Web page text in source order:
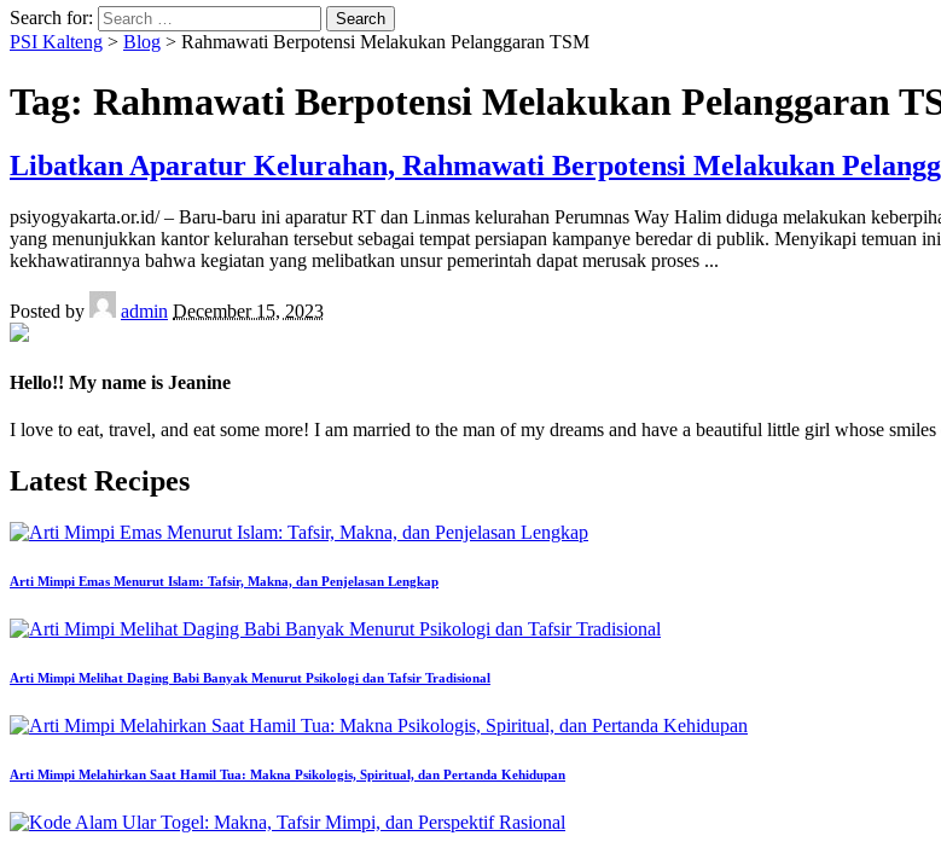
Search for:
PSI Kalteng > Blog > Rahmawati Berpotensi Melakukan Pelanggaran TSM
Tag: Rahmawati Berpotensi Melakukan Pelanggaran
Libatkan Aparatur Kelurahan, Rahmawati Berpotensi Melakukan
psiyogyakarta.or.id/ – Baru-baru ini aparatur RT dan Linmas kelurahan Perumnas Way Halim diduga melakukan
yang menunjukkan kantor kelurahan tersebut sebagai tempat persiapan kampanye beredar di publik. Menyikapi
kekhawatirannya bahwa kegiatan yang melibatkan unsur pemerintah dapat merusak proses ...
Posted by admin December 15, 2023
Hello!! My name is Jeanine
I love to eat, travel, and eat some more! I am married to the man of my dreams and have a beautiful little girl whose smiles
Latest Recipes
Arti Mimpi Emas Menurut Islam: Tafsir, Makna, dan Penjelasan Lengkap
Arti Mimpi Melihat Daging Babi Banyak Menurut Psikologi dan Tafsir Tradisional
Arti Mimpi Melahirkan Saat Hamil Tua: Makna Psikologis, Spiritual, dan Pertanda Kehidupan